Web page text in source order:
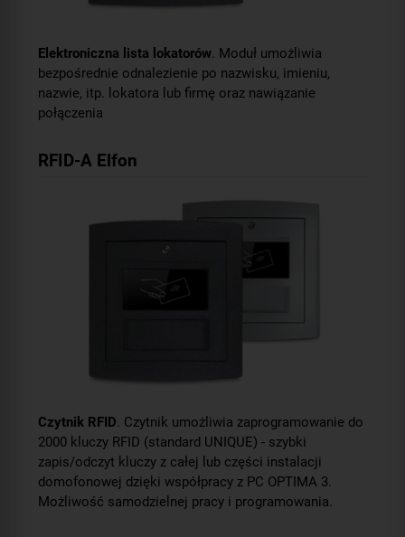
Elektroniczna lista lokatorów. Moduł umożliwia
bezpośrednie odnalezienie po nazwisku, imieniu,
nazwie, itp. lokatora lub firmę oraz nawiązanie
połączenia
RFID-A Elfon
Czytnik RFID. Czytnik umożliwia zaprogramowanie do
2000 kluczy RFID (standard UNIQUE) - szybki
zapis/odczyt kluczy z całej lub części instalacji
domofonowej dzięki współpracy z PC OPTIMA 3.
Możliwość samodzielnej pracy i programowania.